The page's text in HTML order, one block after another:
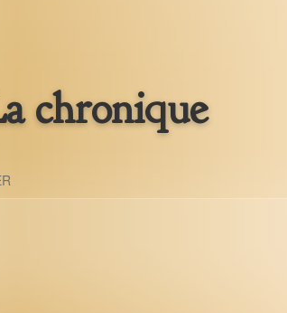
chronique